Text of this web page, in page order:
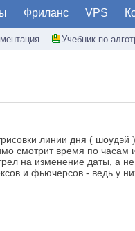
Фриланс VPS
Учебник по
линии дня ( шоудэй
смотрит время по часам
на изменение даты, а
и фьючерсов - ведь у